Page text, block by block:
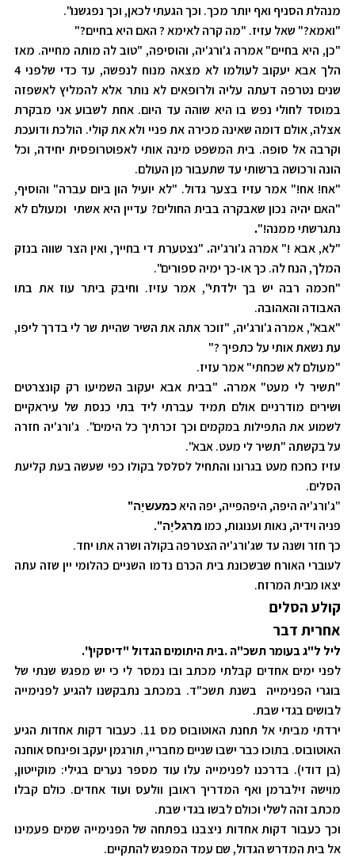
מנהלת הסניף ואף יותר מכך. וכך הגעתי לכאן, וכך נפגשנו".
"ואמא?" שאל עזיז. "מה קרה לאימא ? האם היא בחיים?"
"כן, היא בחיים" אמרה ג'ורג'יה, והוסיפה, "טוב לה מותה מחייה. מאז
הלך אבא יעקוב לעולמו לא מצאה מנוח לנפשה, עד כדי שלפני 4
שנים נטרפה דעתה עליה ולרופאים לא נותר אלא להמליץ לאשפזה
במוסד לחולי נפש בו היא שוהה עד היום. אחת לשבוע אני מבקרת
אצלה, אולם דומה שאינה מכירה את פניי ולא את קולי. הולכת ודועכת
וקרבה אל סופה. בית המשפט מינה אותי לאפוטרופסית יחידה, וכל
הונה ורכושה ברשותי עד שתעבור מן העולם.
"אח! אח!" אמר עזיז בצער גדול. "לא יועיל הון ביום עברה" והוסיף,
"האם יהיה נכון שאבקרה בבית החולים? עדיין היא אשתי ומעולם לא
נתגרשתי ממנה!".
"לא, אבא !" אמרה ג'ורג'יה. "נצטערת די בחייך, ואין הצר שווה בנזק
המלך, הנח לה. כך או-כך ימיה ספורים".
"חכמה רבה יש בך ילדתי", אמר עזיז. וחיבק ביתר עוז את בתו
האבודה והאהובה.
"אבא", אמרה ג'ורג'יה, "זוכר אתה את השיר שהיית שר לי בדרך ליפו,
עת נשאת אותי על כתפיך ?"
"מעולם לא שכחתי" אמר עזיז.
"תשיר לי מעט" אמרה. "בבית אבא יעקוב השמיעו רק קונצרטים
ושירים מודרניים אולם תמיד עברתי ליד בתי כנסת של עיראקיים
לשמוע את התפילות במקמים וכך זכרתיך כל הימים". ג'ורג'יה חזרה
על בקשתה "תשיר לי מעט. אבא".
עזיז כחכח מעט בגרונו והתחיל לסלסל בקולו כפי שעשה בעת קליעת
הסלים.
"ג'ורג'יה היפה, היפהפייה, יפה היאכמעשיָה"
פניה וידיה, נאות וענוגות, כמו מרגליָה".
כך חזר ושנה עד שג'ורג'יה הצטרפה בקולה ושרה אתו יחד.
לעוברי האורח שבשכונת בית הכרם נדמו השניים כהלומי יין שזה עתה
יצאו מבית המרזח.
קולע הסלים
אחרית דבר
ליל ל"ג בעומר תשכ"ה .בית היתומים הגדול "דיסקין".
לפני ימים אחדים קבלתי מכתב ובו נמסר לי כי יש מפגש שנתי של
בוגרי הפנימייה בשנת תשכ"ד. במכתב נתבקשנו להגיע לפנימייה
לבושים בגדי שבת.
ירדתי מביתי אל תחנת האוטובוס מס 11. כעבור דקות אחדות הגיע
האוטובוס. בתוכו כבר ישבו שניים מחבריי, תורגמן יעקב ופינחס אוחנה
(בן דודי). בדרכנו לפנימייה עלו עוד מספר נערים בגילי: מוקייטון,
מוישה זילברמן ואף המדריך ראובן וולעס ועוד אחדים. כולם קבלו
מכתב זהה לשלי וכולם לבשו בגדי שבת.
וכך כעבור דקות אחדות ניצבנו בפתחה של הפנימייה שמים פעמינו
אל בית המדרש הגדול, שם עמד המפגש להתקיים.